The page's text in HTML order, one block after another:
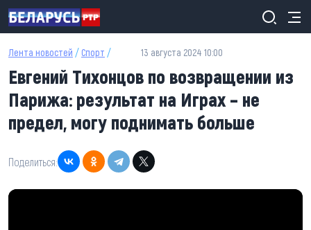
Перейти к основному содержанию
Лента новостей / Спорт / 13 августа 2024 10:00
Евгений Тихонцов по возвращении из
Парижа: результат на Играх – не
предел, могу поднимать больше
Поделиться: